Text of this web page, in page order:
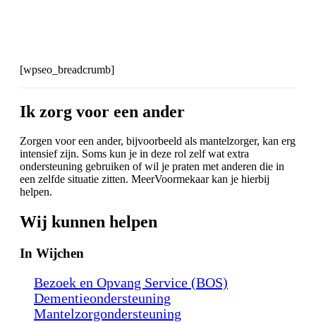
[wpseo_breadcrumb]
Ik zorg voor een ander
Zorgen voor een ander, bijvoorbeeld als mantelzorger, kan erg
intensief zijn. Soms kun je in deze rol zelf wat extra
ondersteuning gebruiken of wil je praten met anderen die in
een zelfde situatie zitten. MeerVoormekaar kan je hierbij
helpen.
Wij kunnen helpen
In Wijchen
Bezoek en Opvang Service (BOS)
Dementieondersteuning
Mantelzorgondersteuning